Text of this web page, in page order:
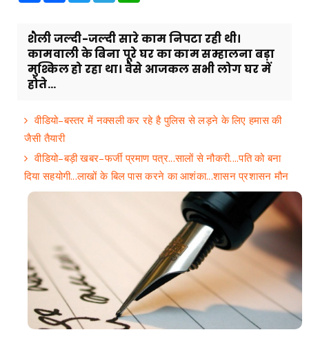
शैली जल्दी-जल्दी सारे काम निपटा रही थी।
कामवाली के बिना पूरे घर का काम सम्हालना बड़ा
मुश्किल हो रहा था। वैसे आजकल सभी लोग घर में
होते...
वीडियो–बस्तर में नक्सली कर रहे है पुलिस से लड़ने के लिए हमास की
जैसी तैयारी
वीडियो–बड़ी खबर–फर्जी प्रमाण पत्र...सालों से नौकरी....पति को बना
दिया सहयोगी...लाखों के बिल पास करने का आशंका...शासन प्रशासन मौन